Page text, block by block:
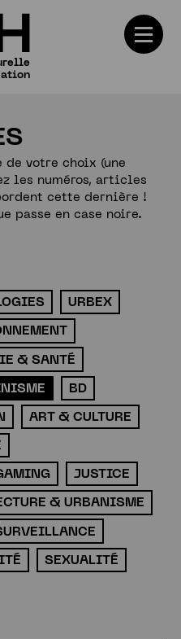
votre choix (une
les numéros, articles
cette dernière !
passe en case noire.
URBEX
& SANTÉ
BD
ART & CULTURE
JUSTICE
& URBANISME
SEXUALITÉ